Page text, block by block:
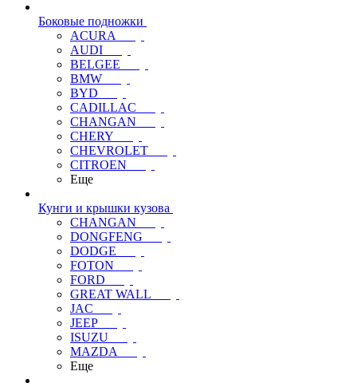
Боковые подножки
ACURA
AUDI
BELGEE
BMW
BYD
CADILLAC
CHANGAN
CHERY
CHEVROLET
CITROEN
Еще
Кунги и крышки кузова
CHANGAN
DONGFENG
DODGE
FOTON
FORD
GREAT WALL
JAC
JEEP
ISUZU
MAZDA
Еще